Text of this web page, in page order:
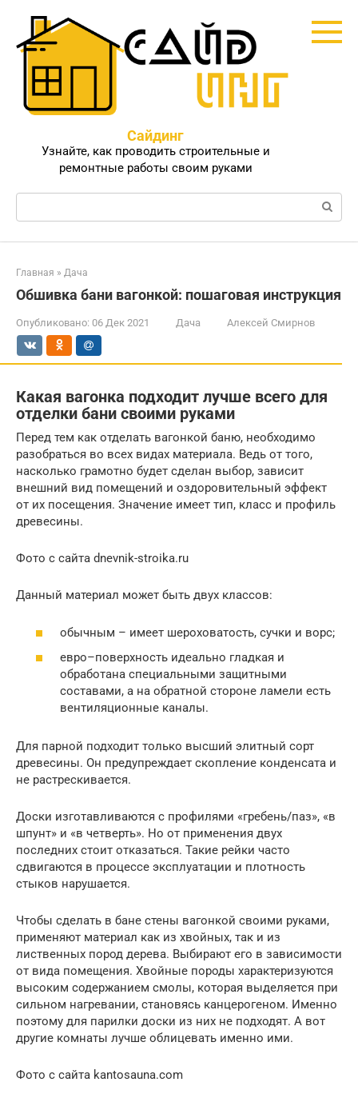
контенту
Сайдинг
Узнайте, как проводить строительные и
ремонтные работы своим руками
Поиск:
Главная » Дача
Обшивка бани вагонкой: пошаговая инструкция
Опубликовано: 06 Дек 2021 Дача Алексей Смирнов
Какая вагонка подходит лучше всего для
отделки бани своими руками
Перед тем как отделать вагонкой баню, необходимо
разобраться во всех видах материала. Ведь от того,
насколько грамотно будет сделан выбор, зависит
внешний вид помещений и оздоровительный эффект
от их посещения. Значение имеет тип, класс и профиль
древесины.
Фото с сайта dnevnik-stroika.ru
Данный материал может быть двух классов:
обычным – имеет шероховатость, сучки и ворс;
евро–поверхность идеально гладкая и
обработана специальными защитными
составами, а на обратной стороне ламели есть
вентиляционные каналы.
Для парной подходит только высший элитный сорт
древесины. Он предупреждает скопление конденсата и
не растрескивается.
Доски изготавливаются с профилями «гребень/паз», «в
шпунт» и «в четверть». Но от применения двух
последних стоит отказаться. Такие рейки часто
сдвигаются в процессе эксплуатации и плотность
стыков нарушается.
Чтобы сделать в бане стены вагонкой своими руками,
применяют материал как из хвойных, так и из
лиственных пород дерева. Выбирают его в зависимости
от вида помещения. Хвойные породы характеризуются
высоким содержанием смолы, которая выделяется при
сильном нагревании, становясь канцерогеном. Именно
поэтому для парилки доски из них не подходят. А вот
другие комнаты лучше облицевать именно ими.
Фото с сайта kantosauna.com